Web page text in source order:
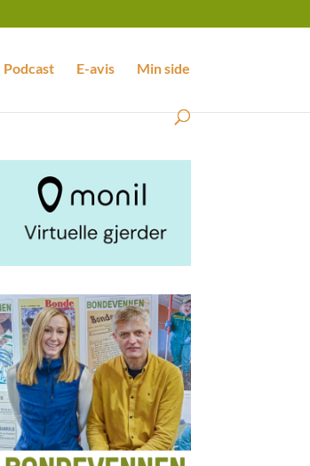
Podcast E-avis Min side